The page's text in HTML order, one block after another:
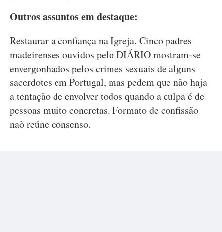
Outros assuntos em destaque:
Restaurar a confiança na Igreja. Cinco padres
madeirenses ouvidos pelo DIÁRIO mostram-se
envergonhados pelos crimes sexuais de alguns
sacerdotes em Portugal, mas pedem que não haja
a tentação de envolver todos quando a culpa é de
pessoas muito concretas. Formato de confissão
naõ reúne consenso.